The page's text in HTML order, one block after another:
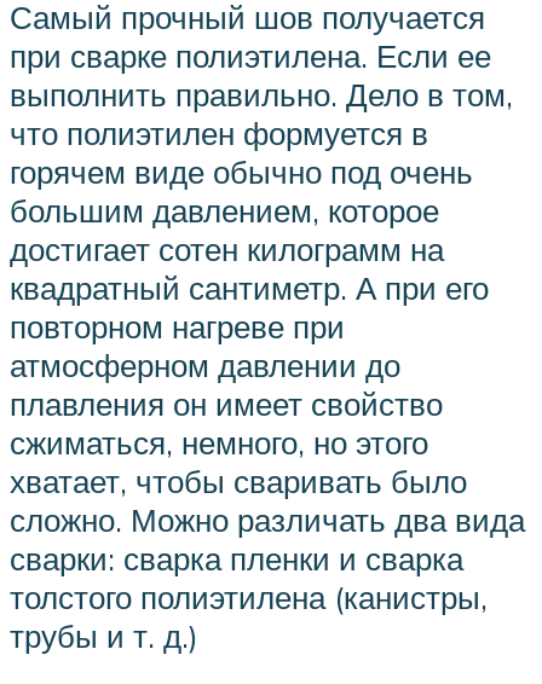
Самый прочный шов получается
при сварке полиэтилена. Если ее
выполнить правильно. Дело в том,
что полиэтилен формуется в
горячем виде обычно под очень
большим давлением, которое
достигает сотен килограмм на
квадратный сантиметр. А при его
повторном нагреве при
атмосферном давлении до
плавления он имеет свойство
сжиматься, немного, но этого
хватает, чтобы сваривать было
сложно. Можно различать два вида
сварки: сварка пленки и сварка
толстого полиэтилена (канистры,
трубы и т. д.)